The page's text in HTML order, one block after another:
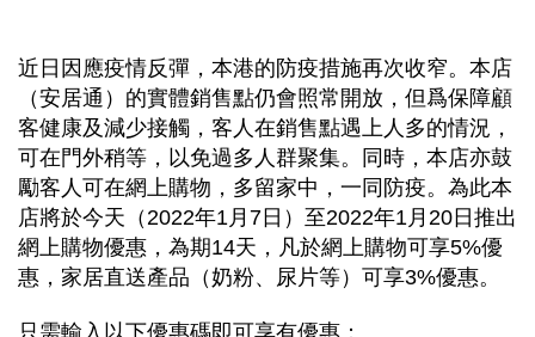
近日因應疫情反彈，本港的防疫措施再次收窄。本店
（安居通）的實體銷售點仍會照常開放，但爲保障顧
客健康及減少接觸，客人在銷售點遇上人多的情況，
可在門外稍等，以免過多人群聚集。同時，本店亦鼓
勵客人可在網上購物，多留家中，一同防疫。為此本
店將於今天（2022年1月7日）至2022年1月20日推出
網上購物優惠，為期14天，凡於網上購物可享5%優
惠，家居直送產品（奶粉、尿片等）可享3%優惠。
只需輸入以下優惠碼即可享有優惠：